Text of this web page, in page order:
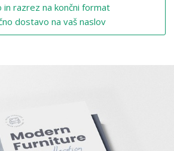
in razrez na končni format
dostavo na vaš naslov